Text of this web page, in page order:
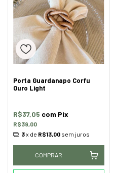
Porta Guardanapo Corfu
Ouro Light
R$39,00
R$37,05 com Pix
3x de R$13,00 sem juros
COMPRAR